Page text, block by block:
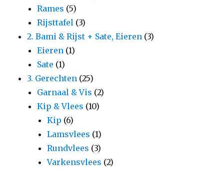
Rames (5)
Rijsttafel (3)
2. Bami & Rijst + Sate, Eieren (3)
Eieren (1)
Sate (1)
3. Gerechten (25)
Garnaal & Vis (2)
Kip & Vlees (10)
Kip (6)
Lamsvlees (1)
Rundvlees (3)
Varkensvlees (2)